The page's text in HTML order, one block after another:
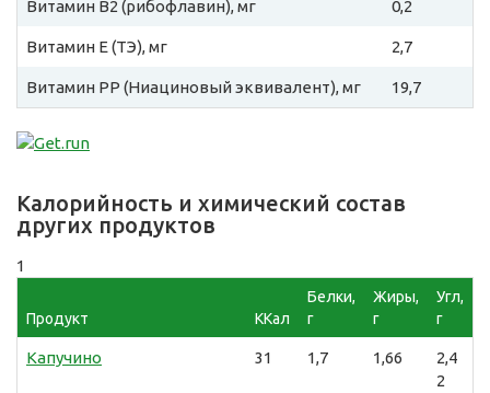
Витамин B2 (рибофлавин), мг 0,2
Витамин E (ТЭ), мг 2,7
Витамин PP (Ниациновый эквивалент), мг 19,7
Калорийность и химический состав
других продуктов
1
Продукт ККал
Белки,
г
Жиры,
г
Угл,
г
Капучино 31 1,7 1,66
2,4
2